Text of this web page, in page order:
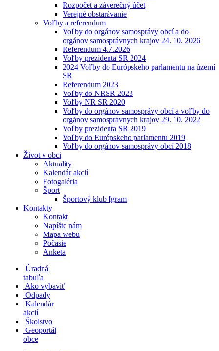
Rozpočet a záverečný účet
Verejné obstarávanie
Voľby a referendum
Voľby do orgánov samosprávy obcí a do
orgánov samosprávnych krajov 24. 10. 2026
Referendum 4.7.2026
Voľby prezidenta SR 2024
2024 Voľby do Európskeho parlamentu na území
SR
Referendum 2023
Voľby do NRSR 2023
Voľby NR SR 2020
Voľby do orgánov samosprávy obcí a voľby do
orgánov samosprávnych krajov 29. 10. 2022
Voľby prezidenta SR 2019
Voľby do Európskeho parlamentu 2019
Voľby do orgánov samosprávy obcí 2018
Život v obci
Aktuality
Kalendár akcií
Fotogaléria
Šport
Športový klub Igram
Kontakty
Kontakt
Napíšte nám
Mapa webu
Počasie
Anketa
Úradná
tabuľa
Ako vybaviť
Odpady
Kalendár
akcií
Školstvo
Geoportál
obce